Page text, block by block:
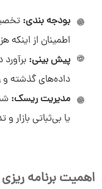
بودجه ‌بندی:
اطمینان از اینکه
پیش‌ بینی:
داده‌های گذشته و
مدیریت ریسک:
یا بی‌ثباتی بازار و
اهمیت برنامه